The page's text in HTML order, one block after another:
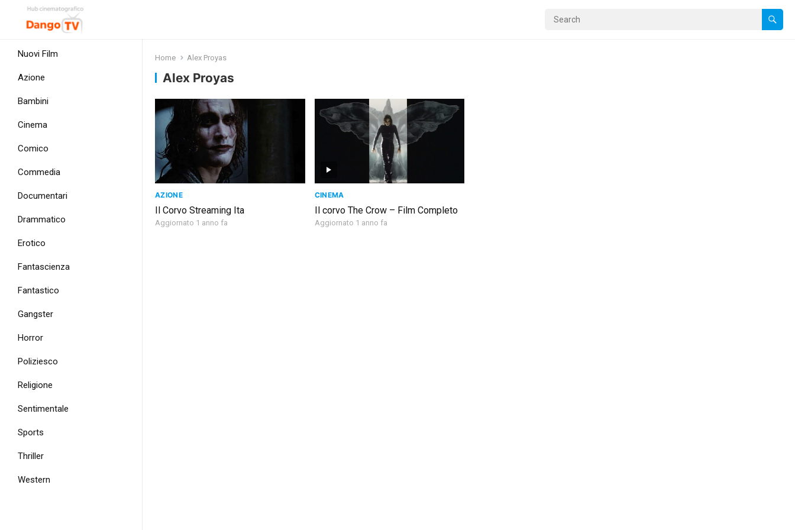
Nuovi Film
Azione
Bambini
Cinema
Comico
Commedia
Documentari
Drammatico
Erotico
Fantascienza
Fantastico
Gangster
Horror
Poliziesco
Religione
Sentimentale
Sports
Thriller
Western
Home Alex Proyas
Alex Proyas
AZIONE
Il Corvo Streaming Ita
Aggiornato 1 anno fa
CINEMA
Il corvo The Crow – Film Completo
Aggiornato 1 anno fa